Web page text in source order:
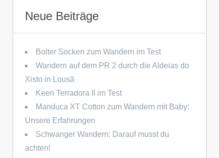
Neue Beiträge
Bolter Socken zum Wandern im Test
Wandern auf dem PR 2 durch die Aldeias do
Xisto in Lousã
Keen Terradora II im Test
Manduca XT Cotton zum Wandern mit Baby:
Unsere Erfahrungen
Schwanger Wandern: Darauf musst du
achten!